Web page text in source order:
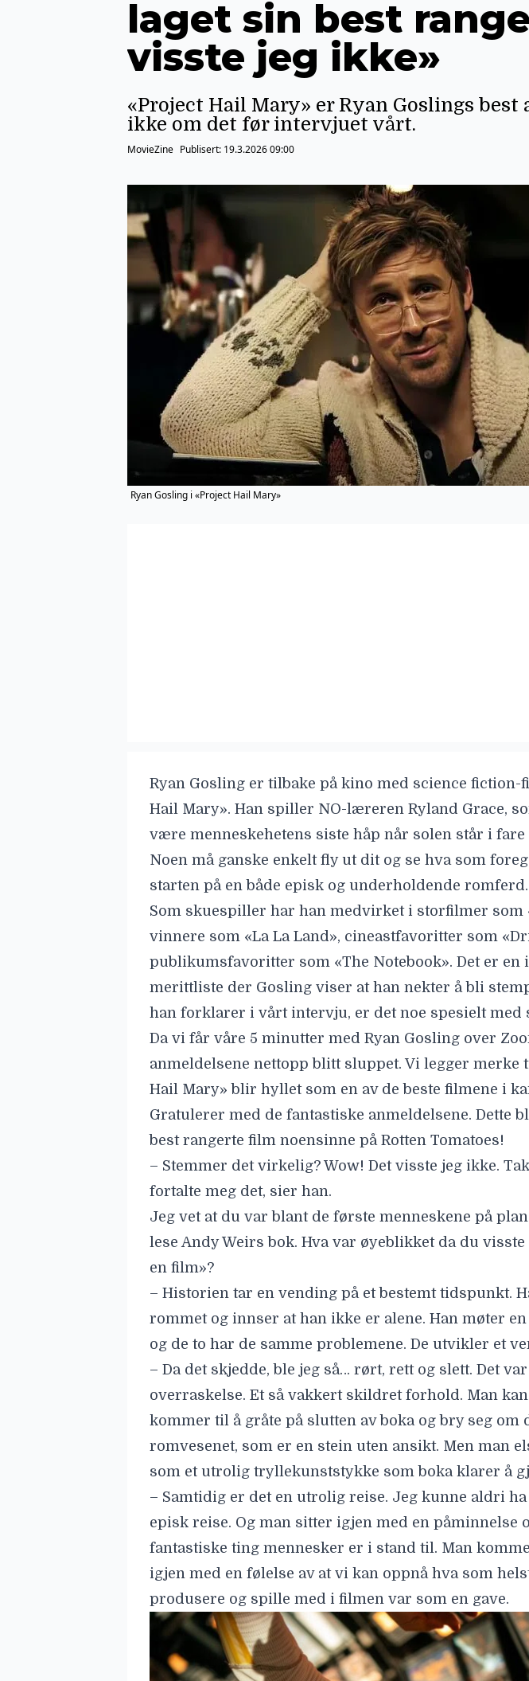
laget sin best
visste jeg ikke»
«Project Hail Mary» er Ryan Goslings
ikke om det før intervjuet vårt.
MovieZine Publisert: 19.3.2026 09:00
Ryan Gosling i «Project Hail Mary»
Ryan Gosling er tilbake på kino med science fiction-
Hail Mary». Han spiller NO-læreren Ryland Grace,
være menneskehetens siste håp når solen står i fare
Noen må ganske enkelt fly ut dit og se hva som
starten på en både episk og underholdende romferd.
Som skuespiller har han medvirket i storfilmer som
vinnere som «La La Land», cineastfavoritter som
publikumsfavoritter som «The Notebook». Det er en
merittliste der Gosling viser at han nekter å bli
han forklarer i vårt intervju, er det noe spesielt med
Da vi får våre 5 minutter med Ryan Gosling over
anmeldelsene nettopp blitt sluppet. Vi legger merke
Hail Mary» blir hyllet som en av de beste filmene i
Gratulerer med de fantastiske anmeldelsene. Dette
best rangerte film noensinne på Rotten Tomatoes!
– Stemmer det virkelig? Wow! Det visste jeg ikke.
fortalte meg det, sier han.
Jeg vet at du var blant de første menneskene på
lese Andy Weirs bok. Hva var øyeblikket da du visste
en film»?
– Historien tar en vending på et bestemt tidspunkt.
rommet og innser at han ikke er alene. Han møter
og de to har de samme problemene. De utvikler et
– Da det skjedde, ble jeg så… rørt, rett og slett. Det
overraskelse. Et så vakkert skildret forhold. Man
kommer til å gråte på slutten av boka og bry seg om
romvesenet, som er en stein uten ansikt. Men man
som et utrolig tryllekunststykke som boka klarer å
– Samtidig er det en utrolig reise. Jeg kunne aldri
episk reise. Og man sitter igjen med en påminnelse
fantastiske ting mennesker er i stand til. Man
igjen med en følelse av at vi kan oppnå hva som
produsere og spille med i filmen var som en gave.